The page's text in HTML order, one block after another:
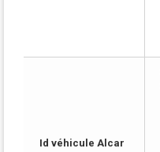
Id véhicule Alcar